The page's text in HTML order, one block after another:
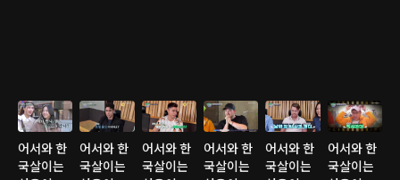
어서와 한
국살이는
어서와 한
국살이는
어서와 한
국살이는
어서와 한
국살이는
어서와 한
국살이는
어서와 한
국살이는